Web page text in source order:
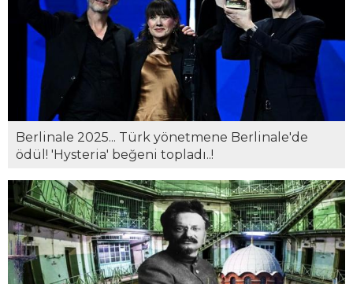
Berlinale 2025... Türk yönetmene Berlinale'de
ödül! 'Hysteria' beğeni topladı..!